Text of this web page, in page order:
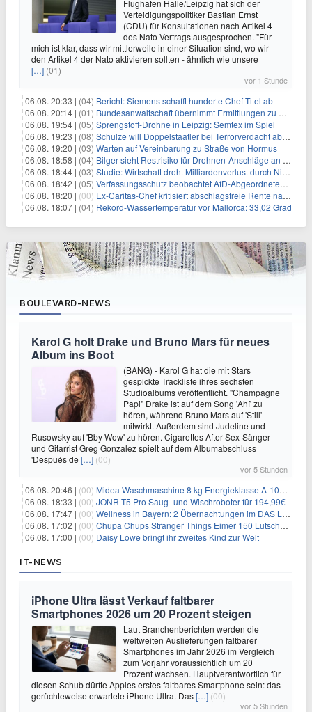
Flughafen Halle/Leipzig hat sich der
Verteidigungspolitiker Bastian Ernst
(CDU) für Konsultationen nach Artikel 4
des Nato-Vertrags ausgesprochen. "Für
mich ist klar, dass wir mittlerweile in einer Situation sind, wo wir
den Artikel 4 der Nato aktivieren sollten - ähnlich wie unsere
[…] (01)
vor 1 Stunde
06.08. 20:33 | (04) Bericht: Siemens schafft hunderte Chef-Titel ab
06.08. 20:14 | (01) Bundesanwaltschaft übernimmt Ermittlungen zu Drohnenvorfall
06.08. 19:54 | (05) Sprengstoff-Drohne in Leipzig: Semtex im Spiel
06.08. 19:23 | (08) Schulze will Doppelstaatler bei Terrorverdacht abschieben
06.08. 19:20 | (03) Warten auf Vereinbarung zu Straße von Hormus
06.08. 18:58 | (04) Bilger sieht Restrisiko für Drohnen-Anschläge an Flughäfen
06.08. 18:44 | (03) Studie: Wirtschaft droht Milliardenverlust durch Niedrigwasser
06.08. 18:42 | (05) Verfassungsschutz beobachtet AfD-Abgeordneten Nolte
06.08. 18:20 | (00) Ex-Caritas-Chef kritisiert abschlagsfreie Rente nach 45 Jahren
06.08. 18:07 | (04) Rekord-Wassertemperatur vor Mallorca: 33,02 Grad
BOULEVARD-NEWS
Karol G holt Drake und Bruno Mars für neues
Album ins Boot
(BANG) - Karol G hat die mit Stars
gespickte Trackliste ihres sechsten
Studioalbums veröffentlicht. "Champagne
Papi" Drake ist auf dem Song 'Ahí' zu
hören, während Bruno Mars auf 'Still'
mitwirkt. Außerdem sind Judeline und
Rusowsky auf 'Bby Wow' zu hören. Cigarettes After Sex-Sänger
und Gitarrist Greg Gonzalez spielt auf dem Albumabschluss
'Después de […] (00)
vor 5 Stunden
06.08. 20:46 | (00) Midea Waschmaschine 8 kg Energieklasse A-10% 1400 U/Min für 289,97€
06.08. 18:33 | (00) JONR T5 Pro Saug- und Wischroboter für 194,99€
06.08. 17:47 | (00) Wellness in Bayern: 2 Übernachtungen im DAS LUDWIG Sports Resort inkl. HP + Wellness ab 174€ p.P.
06.08. 17:02 | (00) Chupa Chups Stranger Things Eimer 150 Lutscher für 21,95€
06.08. 17:00 | (00) Daisy Lowe bringt ihr zweites Kind zur Welt
IT-NEWS
iPhone Ultra lässt Verkauf faltbarer
Smartphones 2026 um 20 Prozent steigen
Laut Branchenberichten werden die
weltweiten Auslieferungen faltbarer
Smartphones im Jahr 2026 im Vergleich
zum Vorjahr voraussichtlich um 20
Prozent wachsen. Hauptverantwortlich für
diesen Schub dürfte Apples erstes faltbares Smartphone sein: das
gerüchteweise erwartete iPhone Ultra. Das[…] (00)
vor 5 Stunden